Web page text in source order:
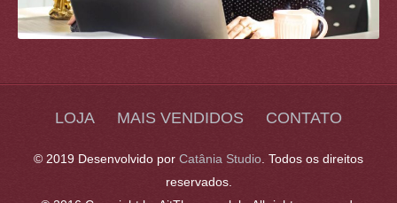
LOJA MAIS VENDIDOS CONTATO
© 2019 Desenvolvido por Catânia Studio . Todos os direitos
reservados.